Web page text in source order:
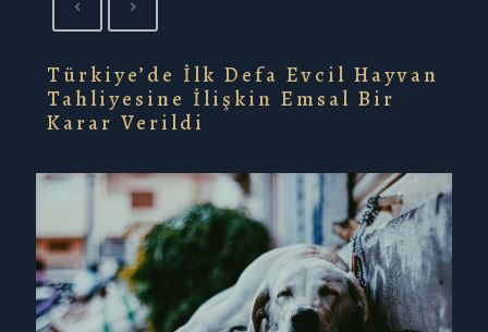
Türkiye’de İlk Defa Evcil Hayvan
Tahliyesine İlişkin Emsal Bir
Karar Verildi